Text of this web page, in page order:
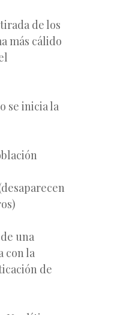
de los
más cálido
se inicia la
una
con la
de